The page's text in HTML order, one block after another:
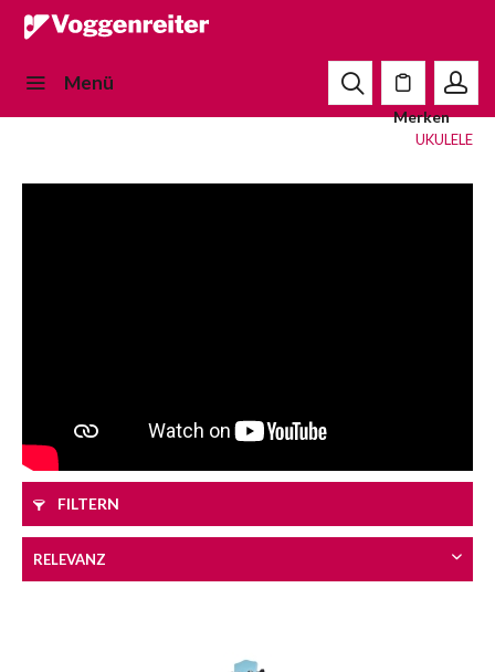
Menü
Merken
UKULELE
FILTERN